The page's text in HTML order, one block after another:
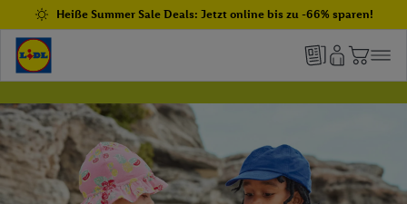
Heiße Summer Sale Deals: Jetzt online bis zu -66% sparen!